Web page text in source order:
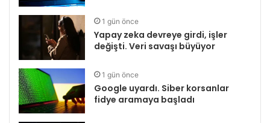
1 gün önce
Yapay zeka devreye girdi, işler
değişti. Veri savaşı büyüyor
1 gün önce
Google uyardı. Siber korsanlar
fidye aramaya başladı